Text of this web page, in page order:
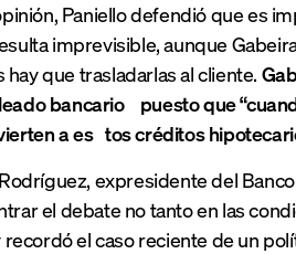
Paniello defendió que es
imprevisible, aunque
que trasladarlas al cliente.
bancario puesto que
a es tos créditos
expresidente del
el debate no tanto en las
el caso reciente de un